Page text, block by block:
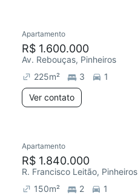
Apartamento
R$ 1.600.000
Av. Rebouças, Pinheiros
225m² 3
1
Ver contato
Apartamento
R$ 1.840.000
R. Francisco Leitão, Pinheiros
150m² 2
1